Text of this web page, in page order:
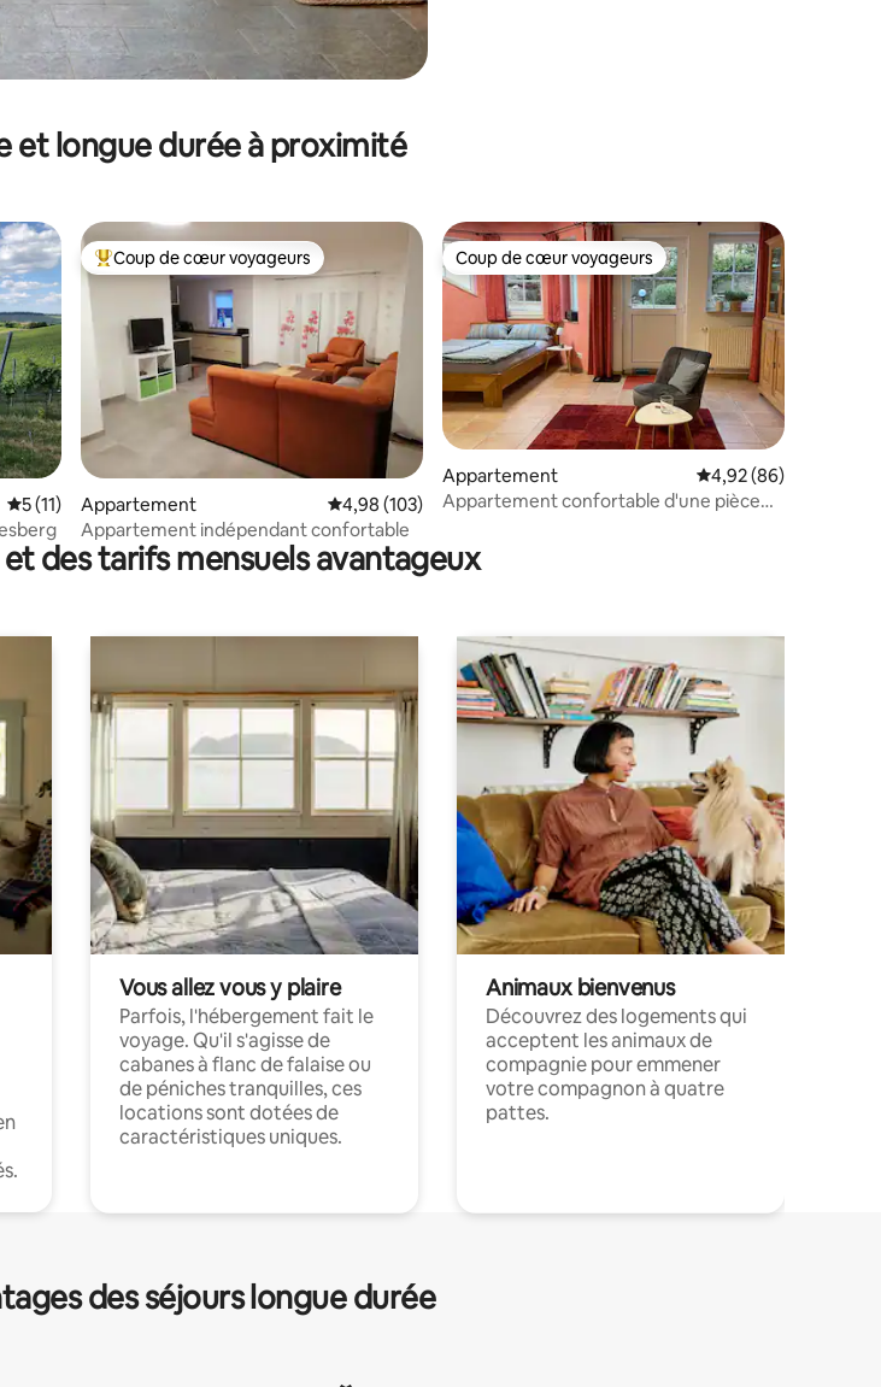
et longue durée à proximité
: 4,99 sur 5
Évaluation moyenne sur la base de 11 commentaires : 5 sur 5
5 (11)
Coups de cœur voyageurs les plus appréciés
Coup de cœur voyageurs
Appartement Évaluation moyenne sur la base de 103 commentaires : 4,98 sur 5
4,98 (103)
Appartement indépendant confortable
Coup de cœur voyageurs
Coup de cœur voyageurs
Appartement Évaluation moyenne
4,92 (86)
Appartement confortable d'une pièce
parking
des tarifs mensuels avantageux
Vous allez vous y plaire
Parfois, l'hébergement fait le
voyage. Qu'il s'agisse de
cabanes à flanc de falaise ou
de péniches tranquilles, ces
locations sont dotées de
caractéristiques uniques.
Animaux bienvenus
Découvrez des logements qui
acceptent les animaux de
compagnie pour emmener
votre compagnon à quatre
pattes.
des séjours longue durée